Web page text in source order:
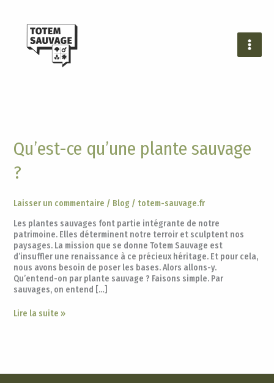
contenu
Qu’est-ce qu’une plante sauvage
?
Laisser un commentaire / Blog/ totem-sauvage.fr
Les plantes sauvages font partie intégrante de notre
patrimoine. Elles déterminent notre terroir et sculptent nos
paysages. La mission que se donne Totem Sauvage est
d’insuffler une renaissance à ce précieux héritage. Et pour cela,
nous avons besoin de poser les bases. Alors allons-y.
Qu’entend-on par plante sauvage ? Faisons simple. Par
sauvages, on entend […]
Qu’est-
ce
plante
Lire la suite »